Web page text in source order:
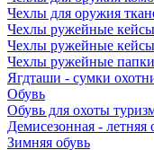
Чехлы для оружия
Чехлы ружейные кейсы
Чехлы ружейные
Чехлы ружейные папки
Ягдташи - сумки
Обувь
Обувь для охоты
Демисезонная - летняя
Зимняя обувь